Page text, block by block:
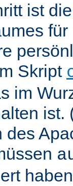
ist
Skript
im
ist.
des